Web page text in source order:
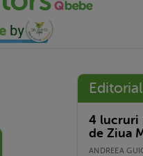
Editorial
4 lucruri
de Ziua
ANDREEA